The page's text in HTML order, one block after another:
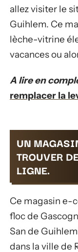
allez visiter le
Guihlem. Ce
lèche-vitrine
vacances ou
A lire en
remplacer la
UN
TROUVER
LIGNE.
Ce magasin e-
floc de
San de
dans la ville de